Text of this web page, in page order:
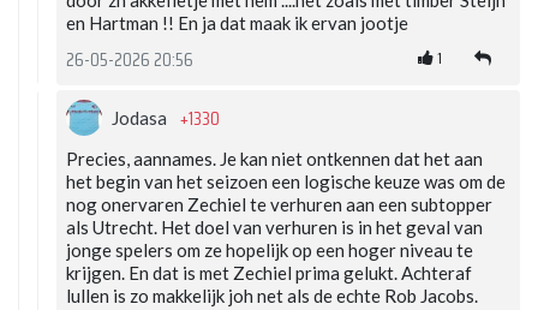
en Hartman !! En ja dat maak ik ervan jootje
26-05-2026 20:56 1
Jodasa +1330
Precies, aannames. Je kan niet ontkennen dat het aan
het begin van het seizoen een logische keuze was om de
nog onervaren Zechiel te verhuren aan een subtopper
als Utrecht. Het doel van verhuren is in het geval van
jonge spelers om ze hopelijk op een hoger niveau te
krijgen. En dat is met Zechiel prima gelukt. Achteraf
lullen is zo makkelijk joh net als de echte Rob Jacobs.